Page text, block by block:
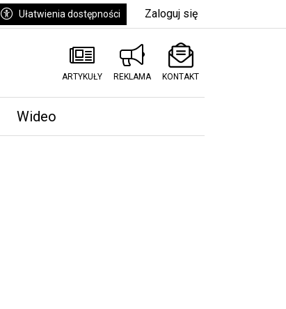
Ułatwienia dostępności Zaloguj się
ARTYKUŁY REKLAMA KONTAKT
Wideo